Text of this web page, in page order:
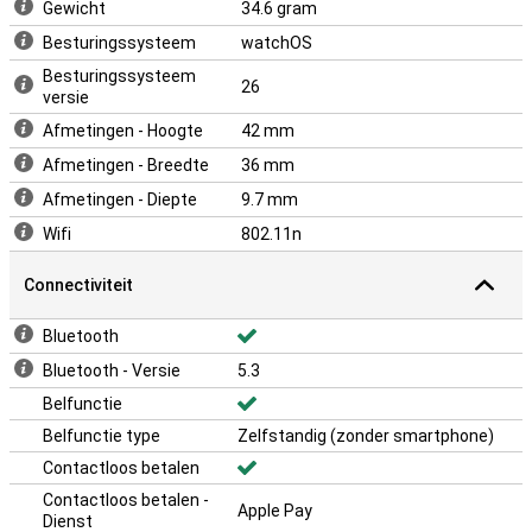
Perfect geïntegreerd met je Apple-apparaten
De smartwatch werkt naadloos samen met je iPhone, AirPods en
Apple Music. Zo kun je je favoriete muziek afspelen tijdens je
workout, of via de Activiteit-app je dagelijkse doelen bijhouden. En
via de Vitals-app zie je in één oogopslag of je lichaam binnen je
normale parameters blijft.
Gewicht
34.6 gram
Besturingssysteem
watchOS
Besturingssysteem
versie
26
Afmetingen - Hoogte
42 mm
Afmetingen - Breedte
36 mm
Afmetingen - Diepte
9.7 mm
Wifi
802.11n
Connectiviteit
Bluetooth
Bluetooth - Versie
5.3
Belfunctie
Belfunctie type
Zelfstandig (zonder smartphone)
Contactloos betalen
Contactloos betalen -
Dienst
Apple Pay